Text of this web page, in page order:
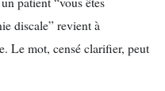
discale” revient à
Le mot, censé clarifier, peut